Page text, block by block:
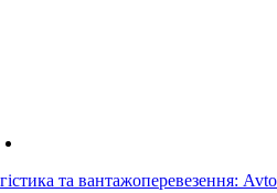
та вантажоперевезення: